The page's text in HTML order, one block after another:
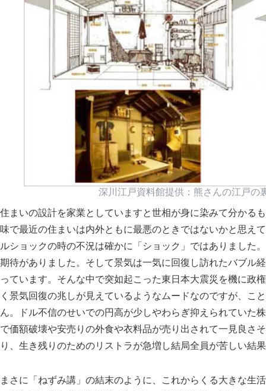
深川江戸資料館提供：熊さんの江戸の
住まいの設計を家業としていますと世相が身に染みて分かる
味で最近の住まいは内外ともに最悪のときではないかと思え
ルショックの時の不況は確かに
ショック
ではありました
期待がありました。そして景気は一気に回復し訪れたバブル
っています。そんな中で突如起こった東日本大震災を機に政
く景気回復の兆しが見えているようなムードなのですが、こ
ん。ドル不信のせいでの円高が少しやわらぎ抑えられていた
で価額破壊や安売りの外食や衣料品が売り出されて一見良さ
り、生き残りのためのリストラが急増し結局全員が苦しい結
まさに ねずみ講
の結末のように、これからくる大きな生